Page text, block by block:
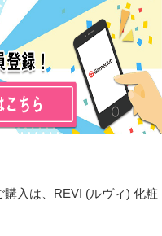
入は、REVI (ルヴィ) 化粧